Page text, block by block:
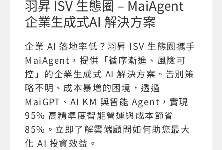
羽昇 ISV 生態圈 – MaiAgent
企業生成式AI 解決方案
企業 AI 落地率低？羽昇 ISV 生態圈攜手
MaiAgent，提供「循序漸進、風險可
控」的企業生成式 AI 解決方案。告別策
略不明、成本暴增的困境，透過
MaiGPT、AI KM 與智能 Agent，實現
95% 高精準度智能營運與成本節省
85%。立即了解雲端顧問如何助您最大
化 AI 投資效益。